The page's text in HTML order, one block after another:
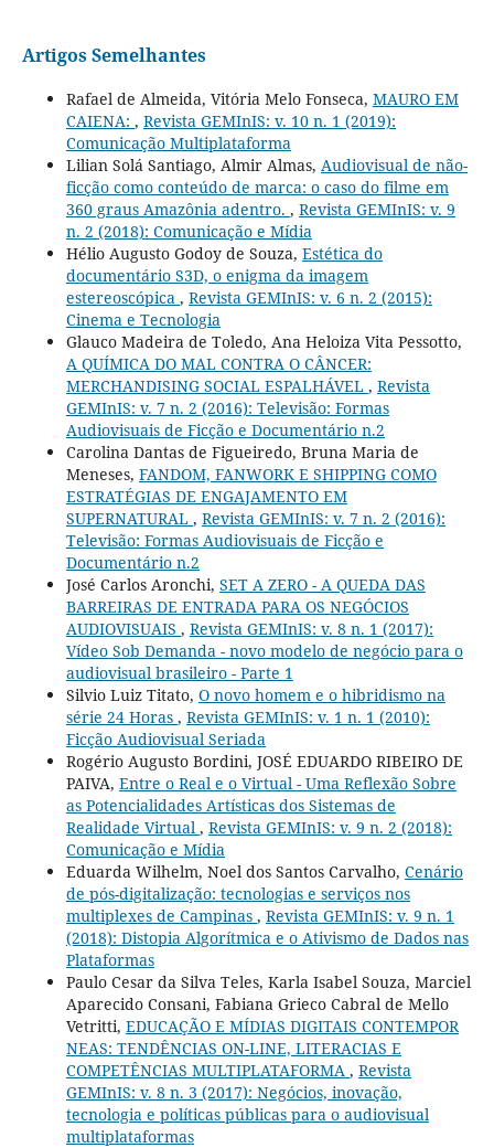
Artigos Semelhantes
Rafael de Almeida, Vitória Melo Fonseca, MAURO EM
CAIENA: , Revista GEMInIS: v. 10 n. 1 (2019):
Comunicação Multiplataforma
Lilian Solá Santiago, Almir Almas, Audiovisual de não-
ficção como conteúdo de marca: o caso do filme em
360 graus Amazônia adentro. , Revista GEMInIS: v. 9
n. 2 (2018): Comunicação e Mídia
Hélio Augusto Godoy de Souza, Estética do
documentário S3D, o enigma da imagem
estereoscópica , Revista GEMInIS: v. 6 n. 2 (2015):
Cinema e Tecnologia
Glauco Madeira de Toledo, Ana Heloiza Vita Pessotto,
A QUÍMICA DO MAL CONTRA O CÂNCER:
MERCHANDISING SOCIAL ESPALHÁVEL , Revista
GEMInIS: v. 7 n. 2 (2016): Televisão: Formas
Audiovisuais de Ficção e Documentário n.2
Carolina Dantas de Figueiredo, Bruna Maria de
Meneses, FANDOM, FANWORK E SHIPPING COMO
ESTRATÉGIAS DE ENGAJAMENTO EM
SUPERNATURAL , Revista GEMInIS: v. 7 n. 2 (2016):
Televisão: Formas Audiovisuais de Ficção e
Documentário n.2
José Carlos Aronchi, SET A ZERO - A QUEDA DAS
BARREIRAS DE ENTRADA PARA OS NEGÓCIOS
AUDIOVISUAIS , Revista GEMInIS: v. 8 n. 1 (2017):
Vídeo Sob Demanda - novo modelo de negócio para o
audiovisual brasileiro - Parte 1
Silvio Luiz Titato, O novo homem e o hibridismo na
série 24 Horas , Revista GEMInIS: v. 1 n. 1 (2010):
Ficção Audiovisual Seriada
Rogério Augusto Bordini, JOSÉ EDUARDO RIBEIRO DE
PAIVA, Entre o Real e o Virtual - Uma Reflexão Sobre
as Potencialidades Artísticas dos Sistemas de
Realidade Virtual , Revista GEMInIS: v. 9 n. 2 (2018):
Comunicação e Mídia
Eduarda Wilhelm, Noel dos Santos Carvalho, Cenário
de pós-digitalização: tecnologias e serviços nos
multiplexes de Campinas , Revista GEMInIS: v. 9 n. 1
(2018): Distopia Algorítmica e o Ativismo de Dados nas
Plataformas
Paulo Cesar da Silva Teles, Karla Isabel Souza, Marciel
Aparecido Consani, Fabiana Grieco Cabral de Mello
Vetritti, EDUCAÇÃO E MÍDIAS DIGITAIS CONTEMPOR
NEAS: TENDÊNCIAS ON-LINE, LITERACIAS E
COMPETÊNCIAS MULTIPLATAFORMA , Revista
GEMInIS: v. 8 n. 3 (2017): Negócios, inovação,
tecnologia e políticas públicas para o audiovisual
multiplataformas